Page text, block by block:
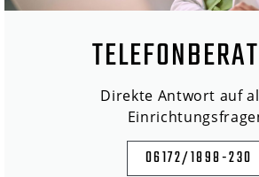
Direkte Antwort auf
06172/1898-230